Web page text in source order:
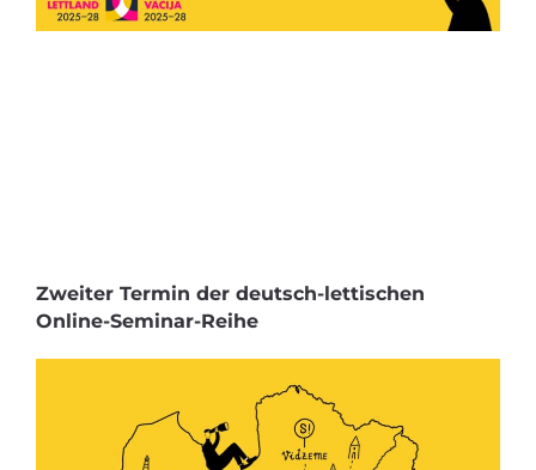
Zweiter Termin der deutsch-lettischen
Online-Seminar-Reihe